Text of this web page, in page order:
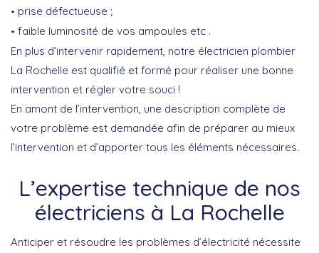
prise défectueuse ;
faible luminosité de vos ampoules etc .
En plus d’intervenir rapidement, notre électricien plombier
La Rochelle est qualifié et formé pour réaliser une bonne
intervention et régler votre souci !
En amont de l’intervention, une description complète de
votre problème est demandée afin de préparer au mieux
l’intervention et d’apporter tous les éléments nécessaires.
L’expertise technique de nos
électriciens à La Rochelle
Anticiper et résoudre les problèmes d’électricité nécessite